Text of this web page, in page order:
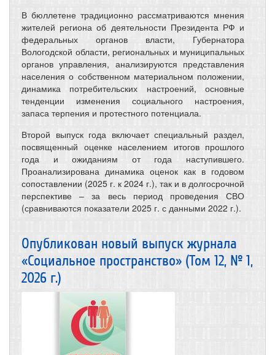
В бюллетене традиционно рассматриваются мнения
жителей региона об деятельности Президента РФ и
федеральных органов власти, Губернатора
Вологодской области, региональных и муниципальных
органов управления, анализируются представления
населения о собственном материальном положении,
динамика потребительских настроений, основные
тенденции изменения социального настроения,
запаса терпения и протестного потенциала.
Второй выпуск года включает специальный раздел,
посвященный оценке населением итогов прошлого
года и ожиданиям от года наступившего.
Проанализирована динамика оценок как в годовом
сопоставлении (2025 г. к 2024 г.), так и в долгосрочной
перспективе – за весь период проведения СВО
(сравниваются показатели 2025 г. с данными 2022 г.).
Опубликован новый выпуск журнала
«Социальное пространство» (Том 12, № 1,
2026 г.)